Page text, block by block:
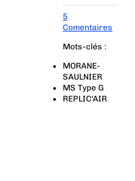
5
Comentaires
Mots-clés :
MORANE-
SAULNIER
MS Type G
REPLIC'AIR